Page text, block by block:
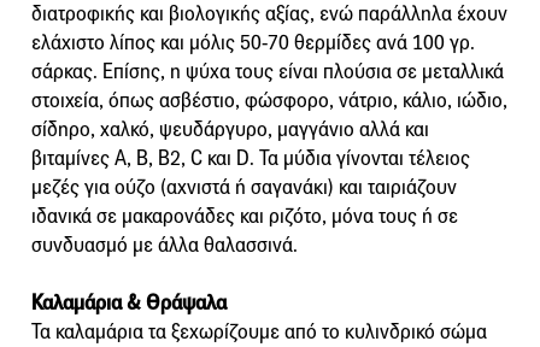
διατροφικής και βιολογικής αξίας, ενώ παράλληλα έχουν
ελάχιστο λίπος και μόλις 50-70 θερμίδες ανά 100 γρ.
σάρκας. Επίσης, η ψύχα τους είναι πλούσια σε μεταλλικά
στοιχεία, όπως ασβέστιο, φώσφορο, νάτριο, κάλιο, ιώδιο,
σίδηρο, χαλκό, ψευδάργυρο, μαγγάνιο αλλά και
βιταμίνες A, B, B2, C και D. Τα μύδια γίνονται τέλειος
μεζές για ούζο (αχνιστά ή σαγανάκι) και ταιριάζουν
ιδανικά σε μακαρονάδες και ριζότο, μόνα τους ή σε
συνδυασμό με άλλα θαλασσινά.
Καλαμάρια & Θράψαλα
Τα καλαμάρια τα ξεχωρίζουμε από το κυλινδρικό σώμα